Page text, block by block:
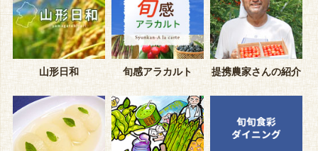
山形日和 旬感アラカルト 提携農家さんの紹介